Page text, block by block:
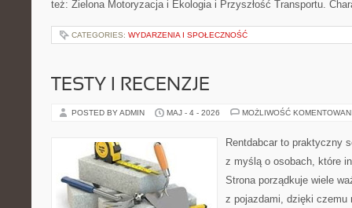
też: Zielona Motoryzacja i Ekologia i Przyszłość Transportu.
CATEGORIES: WYDARZENIA I SPOŁECZNOŚĆ
TESTY I RECENZJE
POSTED BY ADMIN MAJ - 4 - 2026 MOŻLIWOŚĆ
Rentdabcar to praktyczny
z myślą o osobach, które
Strona porządkuje wiele
z pojazdami, dzięki czemu